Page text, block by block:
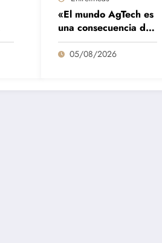
«El mundo AgTech es
una consecuencia de
las grandes fortalezas
que tenemos en la
05/08/2026